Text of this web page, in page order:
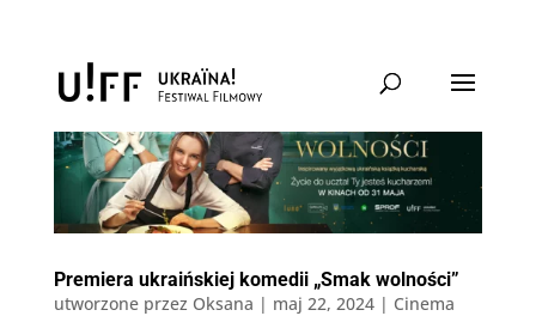
Premiera ukraińskiej komedii „Smak wolności”
utworzone przez Oksana | maj 22, 2024| Cinema